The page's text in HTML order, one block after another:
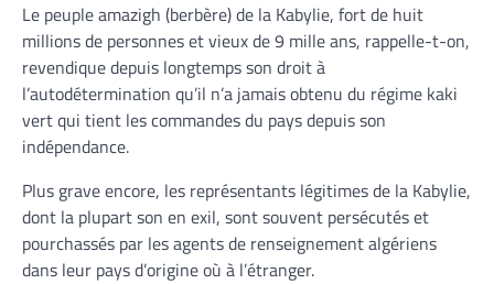
Le peuple amazigh (berbère) de la Kabylie, fort de huit
millions de personnes et vieux de 9 mille ans, rappelle-t-on,
revendique depuis longtemps son droit à
l’autodétermination qu’il n’a jamais obtenu du régime kaki
vert qui tient les commandes du pays depuis son
indépendance.
Plus grave encore, les représentants légitimes de la Kabylie,
dont la plupart son en exil, sont souvent persécutés et
pourchassés par les agents de renseignement algériens
dans leur pays d’origine où à l’étranger.